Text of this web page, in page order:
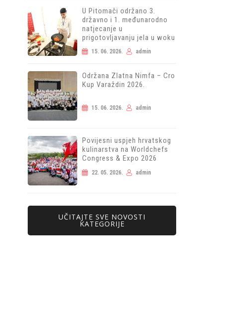
U Pitomači održano 3.
državno i 1. međunarodno
natjecanje u
prigotovljavanju jela u woku
15. 06. 2026. admin
Održana Zlatna Nimfa – Cro
Kup Varaždin 2026.
15. 06. 2026. admin
Povijesni uspjeh hrvatskog
kulinarstva na Worldchefs
Congress & Expo 2026
22. 05. 2026. admin
UČITAJTE SVE NOVOSTI
KATEGORIJE